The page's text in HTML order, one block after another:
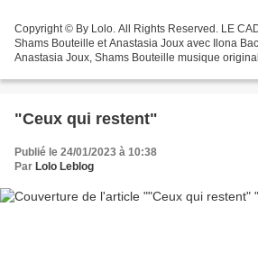
Copyright © By Lolo. All Rights Reserved. LE
Shams Bouteille et Anastasia Joux avec Ilona
Anastasia Joux, Shams Bouteille musique
"Ceux qui restent"
Publié le 24/01/2023 à 10:38
Par Lolo Leblog